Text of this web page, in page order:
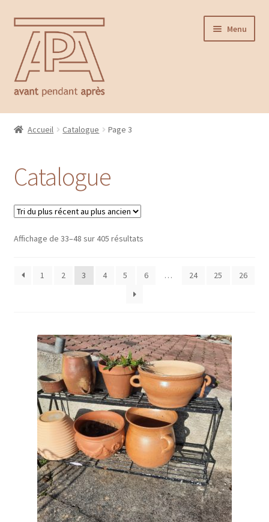
Aller
navigation
Aller
contenu
Menu
Accueil
Contact
Accueil Catalogue Page 3
Catalogue
Affichage de 33–48 sur 405 résultats
1 2 3 4 5 6 … 24 25 26